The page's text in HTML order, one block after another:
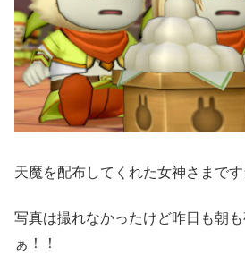
天魔を配布してくれた女神さまで
写真は撮れなかったけど昨日も朝
ぁ！！